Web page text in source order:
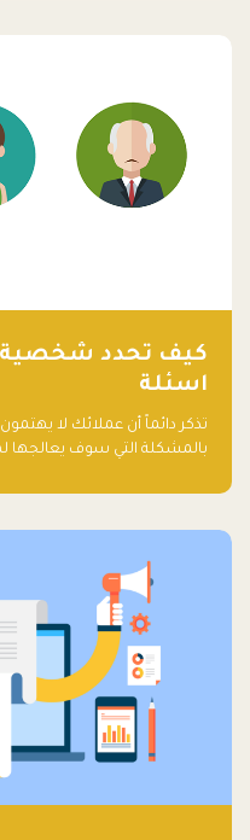
كيف تحدد
اسئلة
تذكر دائماً أن عملائك لا
بالمشكلة التي سوف يعالجها